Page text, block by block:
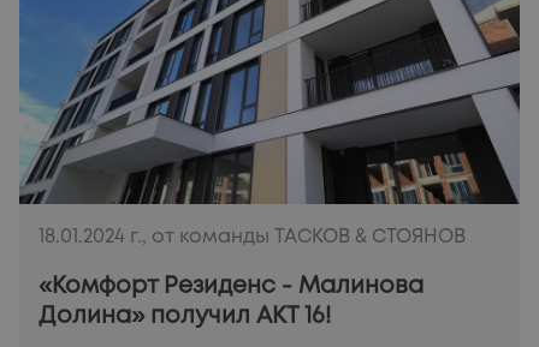
18.01.2024 г., от команды ТАСКОВ & СТОЯНОВ
«Комфорт Резиденс - Малинова
Долина» получил АКТ 16!